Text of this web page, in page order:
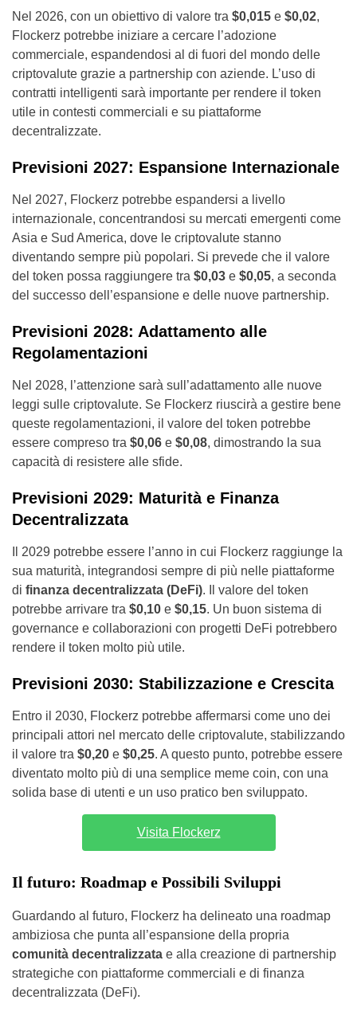
Nel 2026, con un obiettivo di valore tra $0,015 e $0,02,
Flockerz potrebbe iniziare a cercare l’adozione
commerciale, espandendosi al di fuori del mondo delle
criptovalute grazie a partnership con aziende. L’uso di
contratti intelligenti sarà importante per rendere il token
utile in contesti commerciali e su piattaforme
decentralizzate.
Previsioni 2027: Espansione Internazionale
Nel 2027, Flockerz potrebbe espandersi a livello
internazionale, concentrandosi su mercati emergenti come
Asia e Sud America, dove le criptovalute stanno
diventando sempre più popolari. Si prevede che il valore
del token possa raggiungere tra $0,03 e $0,05, a seconda
del successo dell’espansione e delle nuove partnership.
Previsioni 2028: Adattamento alle
Regolamentazioni
Nel 2028, l’attenzione sarà sull’adattamento alle nuove
leggi sulle criptovalute. Se Flockerz riuscirà a gestire bene
queste regolamentazioni, il valore del token potrebbe
essere compreso tra $0,06 e $0,08, dimostrando la sua
capacità di resistere alle sfide.
Previsioni 2029: Maturità e Finanza
Decentralizzata
Il 2029 potrebbe essere l’anno in cui Flockerz raggiunge la
sua maturità, integrandosi sempre di più nelle piattaforme
di finanza decentralizzata (DeFi). Il valore del token
potrebbe arrivare tra $0,10 e $0,15. Un buon sistema di
governance e collaborazioni con progetti DeFi potrebbero
rendere il token molto più utile.
Previsioni 2030: Stabilizzazione e Crescita
Entro il 2030, Flockerz potrebbe affermarsi come uno dei
principali attori nel mercato delle criptovalute, stabilizzando
il valore tra $0,20 e $0,25. A questo punto, potrebbe essere
diventato molto più di una semplice meme coin, con una
solida base di utenti e un uso pratico ben sviluppato.
Visita Flockerz
Il futuro: Roadmap e Possibili Sviluppi
Guardando al futuro, Flockerz ha delineato una roadmap
ambiziosa che punta all’espansione della propria
comunità decentralizzata e alla creazione di partnership
strategiche con piattaforme commerciali e di finanza
decentralizzata (DeFi).